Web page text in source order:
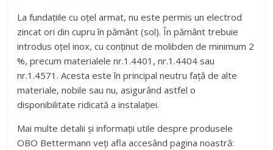
La fundațiile cu oțel armat, nu este permis un electrod
zincat ori din cupru în pământ (sol). În pământ trebuie
introdus oțel inox, cu conținut de molibden de minimum 2
%, precum materialele nr.1.4401, nr.1.4404 sau
nr.1.4571. Acesta este în principal neutru față de alte
materiale, nobile sau nu, asigurând astfel o
disponibilitate ridicată a instalației.
Mai multe detalii și informații utile despre produsele
OBO Bettermann veți afla accesând pagina noastră: